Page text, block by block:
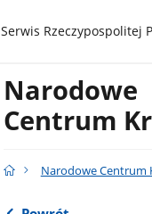
gov.pl
Serwis Rzeczypospolitej
Narodowe
Centrum
Narodowe Centrum